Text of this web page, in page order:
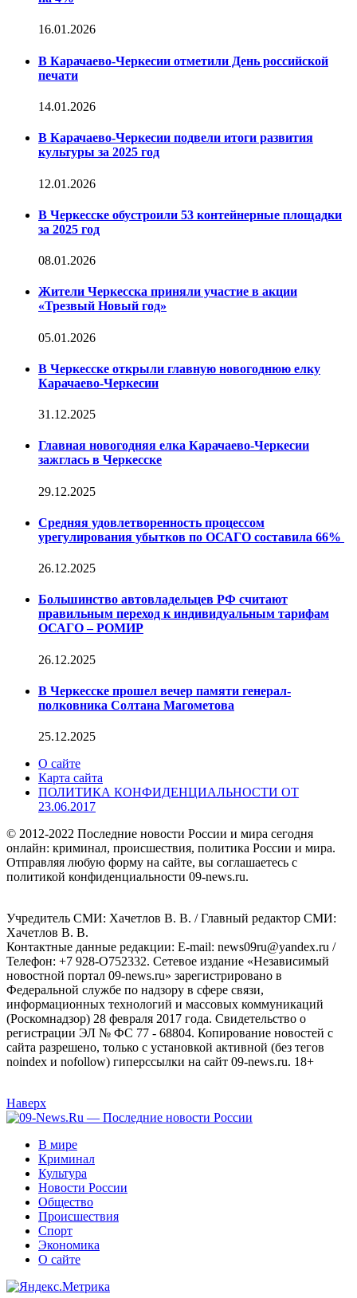
16.01.2026
В Карачаево-Черкесии отметили День российской
печати
14.01.2026
В Карачаево-Черкесии подвели итоги развития
культуры за 2025 год
12.01.2026
В Черкесске обустроили 53 контейнерные площадки
за 2025 год
08.01.2026
Жители Черкесска приняли участие в акции
«Трезвый Новый год»
05.01.2026
В Черкесске открыли главную новогоднюю елку
Карачаево-Черкесии
31.12.2025
Главная новогодняя елка Карачаево-Черкесии
зажглась в Черкесске
29.12.2025
Средняя удовлетворенность процессом
урегулирования убытков по ОСАГО составила 66%
26.12.2025
Большинство автовладельцев РФ считают
правильным переход к индивидуальным тарифам
ОСАГО – РОМИР
26.12.2025
В Черкесске прошел вечер памяти генерал-
полковника Солтана Магометова
25.12.2025
О сайте
Карта сайта
ПОЛИТИКА КОНФИДЕНЦИАЛЬНОСТИ ОТ
23.06.2017
© 2012-2022 Последние новости России и мира сегодня
онлайн: криминал, происшествия, политика России и мира.
Отправляя любую форму на сайте, вы соглашаетесь с
политикой конфиденциальности 09-news.ru.
Учредитель СМИ: Хaчeтлoв B. B. / Главный редактор СМИ:
Хaчeтлoв B. B.
Контактные данные редакции: E-mail: news09ru@yandex.ru /
Телефон: +7 928-O752332. Сетевое издание «Независимый
новостной портал 09-news.ru» зарегистрировано в
Федеральной службе по надзору в сфере связи,
информационных технологий и массовых коммуникаций
(Роскомнадзор) 28 февраля 2017 года. Свидетельство о
регистрации ЭЛ № ФС 77 - 68804. Копирование новостей с
сайта разрешено, только с установкой активной (без тегов
noindex и nofollow) гиперссылки на сайт 09-news.ru. 18+
Наверх
В мире
Криминал
Культура
Новости России
Общество
Происшествия
Спорт
Экономика
О сайте